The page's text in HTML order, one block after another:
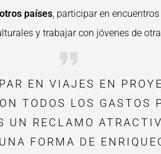
países , participar en
y trabajar con jóvenes de
EN VIAJES EN
TODOS LOS GASTOS
UN RECLAMO
FORMA DE